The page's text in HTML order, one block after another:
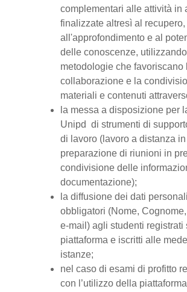
complementari alle attività in
finalizzate altresì al recupero,
all'approfondimento e al
delle conoscenze, utilizzando
metodologie che favoriscano
collaborazione e la
materiali e contenuti
la messa a disposizione per
Unipd di strumenti di
di lavoro (lavoro a distanza in
preparazione di riunioni in
condivisione delle
documentazione);
la diffusione dei dati personali
obbligatori (Nome,
e-mail) agli studenti registrati
piattaforma e iscritti alle
istanze;
nel caso di esami di profitto
con l’utilizzo della